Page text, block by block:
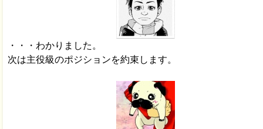
・・・わかりました。
次は主役級のポジションを約束します。